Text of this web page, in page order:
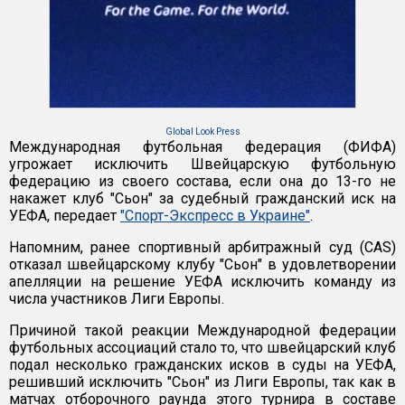
Global Look Press
Международная футбольная федерация (ФИФА)
угрожает исключить Швейцарскую футбольную
федерацию из своего состава, если она до 13-го не
накажет клуб "Сьон" за судебный гражданский иск на
УЕФА, передает "Спорт-Экспресс в Украине".
Напомним, ранее спортивный арбитражный суд (CAS)
отказал швейцарскому клубу "Сьон" в удовлетворении
апелляции на решение УЕФА исключить команду из
числа участников Лиги Европы.
Причиной такой реакции Международной федерации
футбольных ассоциаций стало то, что швейцарский клуб
подал несколько гражданских исков в суды на УЕФА,
решивший исключить "Сьон" из Лиги Европы, так как в
матчах отборочного раунда этого турнира в составе